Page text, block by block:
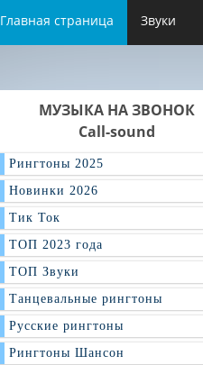
Главная страница Звуки
МУЗЫКА НА ЗВОНОК
Call-sound
Рингтоны 2025
Новинки 2026
Тик Ток
ТОП 2023 года
ТОП Звуки
Танцевальные рингтоны
Русские рингтоны
Рингтоны Шансон